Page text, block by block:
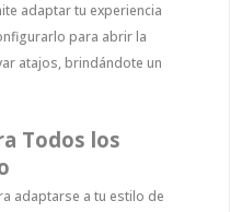
adaptar tu experiencia
para abrir la
atajos, brindándote un
Todos los
adaptarse a tu estilo de